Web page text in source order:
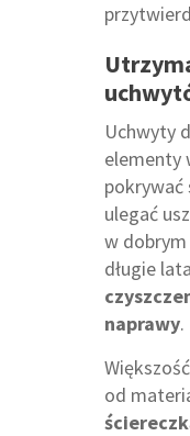
Uchwyty
elementy
pokrywać
ulegać
w
długie
naprawy.
od